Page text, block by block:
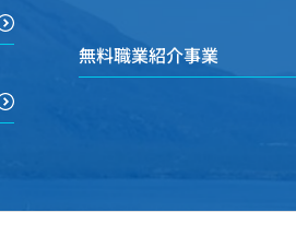
無料職業紹介事業